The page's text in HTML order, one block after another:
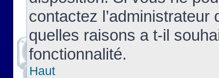
contactez
quelles raisons a t-il
fonctionnalité.
Haut